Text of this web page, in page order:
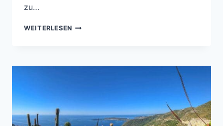
zu…
WEITERLESEN MIT
KREIS